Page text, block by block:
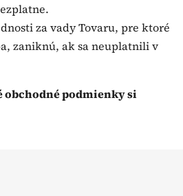
za vady Tovaru, pre ktoré
zaniknú, ak sa neuplatnili v
obchodné podmienky si